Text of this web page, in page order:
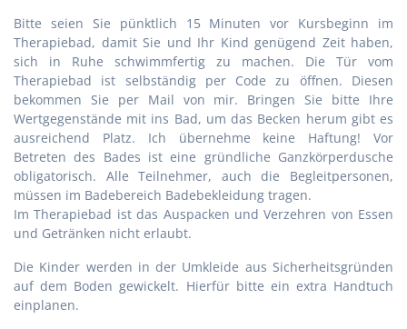
Bitte seien Sie pünktlich 15 Minuten vor Kursbeginn im
Therapiebad, damit Sie und Ihr Kind genügend Zeit haben,
sich in Ruhe schwimmfertig zu machen. Die Tür vom
Therapiebad ist selbständig per Code zu öffnen. Diesen
bekommen Sie per Mail von mir. Bringen Sie bitte Ihre
Wertgegenstände mit ins Bad, um das Becken herum gibt es
ausreichend Platz. Ich übernehme keine Haftung! Vor
Betreten des Bades ist eine gründliche Ganzkörperdusche
obligatorisch. Alle Teilnehmer, auch die Begleitpersonen,
müssen im Badebereich Badebekleidung tragen.
Im Therapiebad ist das Auspacken und Verzehren von Essen
und Getränken nicht erlaubt.
Die Kinder werden in der Umkleide aus Sicherheitsgründen
auf dem Boden gewickelt. Hierfür bitte ein extra Handtuch
einplanen.